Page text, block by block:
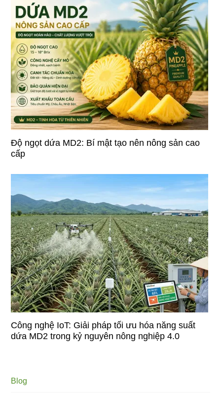
Độ ngọt dứa MD2: Bí mật tạo nên nông sản cao
cấp
Công nghệ IoT: Giải pháp tối ưu hóa năng suất
dứa MD2 trong kỷ nguyên nông nghiệp 4.0
Blog